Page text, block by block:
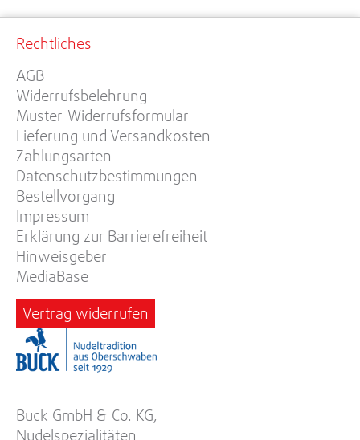
Rechtliches
AGB
Widerrufsbelehrung
Muster-Widerrufsformular
Lieferung und Versandkosten
Zahlungsarten
Datenschutzbestimmungen
Bestellvorgang
Impressum
Erklärung zur Barrierefreiheit
Hinweisgeber
MediaBase
Vertrag widerrufen
Buck GmbH & Co. KG,
Nudelspezialitäten